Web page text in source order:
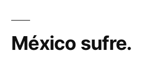
terminan.
México sufre.